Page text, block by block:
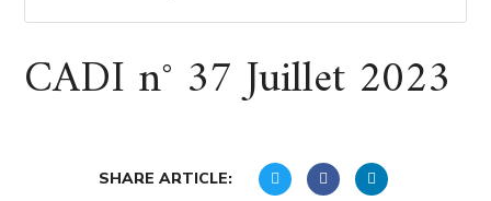
CADI n° 37 Juillet 2023
SHARE ARTICLE: